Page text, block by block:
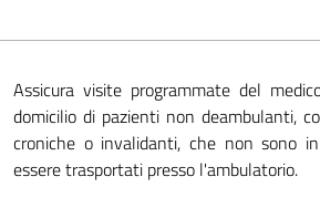
Assicura visite programmate del
domicilio di pazienti non deambulanti,
croniche o invalidanti, che non sono
essere trasportati presso l'ambulatorio.